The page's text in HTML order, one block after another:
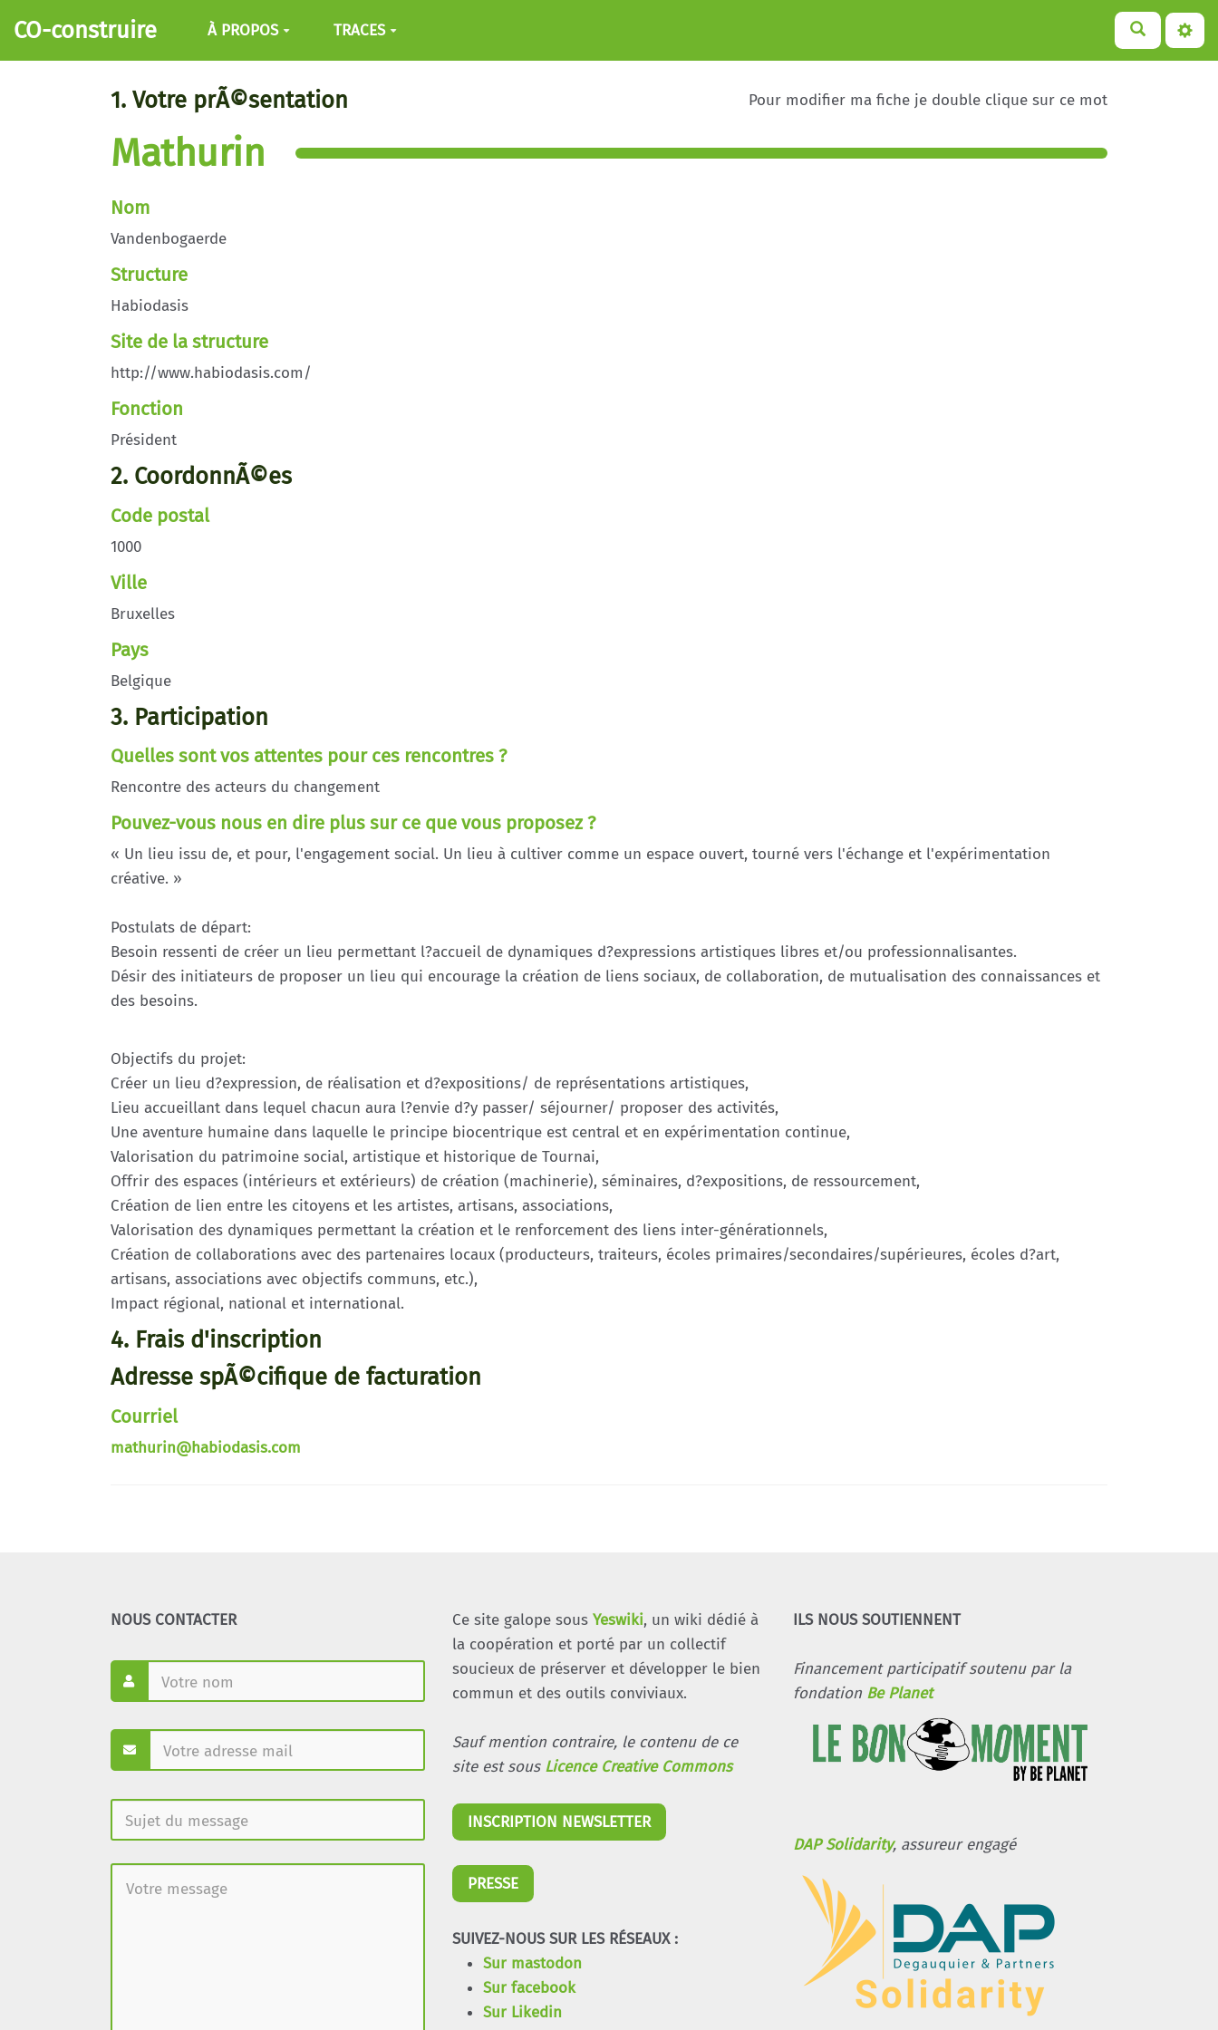
Aller au contenu principal
CO-construire À PROPOS TRACES
Pour modifier ma fiche je double clique sur ce mot
1. Votre prÃ©sentation
Mathurin
Nom
Vandenbogaerde
Structure
Habiodasis
Site de la structure
http://www.habiodasis.com/
Fonction
Président
2. CoordonnÃ©es
Code postal
1000
Ville
Bruxelles
Pays
Belgique
3. Participation
Quelles sont vos attentes pour ces rencontres ?
Rencontre des acteurs du changement
Pouvez-vous nous en dire plus sur ce que vous proposez ?
« Un lieu issu de, et pour, l'engagement social. Un lieu à cultiver comme un espace ouvert, tourné vers l'échange et l'expérimentation
créative. »
Postulats de départ:
Besoin ressenti de créer un lieu permettant l?accueil de dynamiques d?expressions artistiques libres et/ou professionnalisantes.
Désir des initiateurs de proposer un lieu qui encourage la création de liens sociaux, de collaboration, de mutualisation des connaissances et
des besoins.
Objectifs du projet:
Créer un lieu d?expression, de réalisation et d?expositions/ de représentations artistiques,
Lieu accueillant dans lequel chacun aura l?envie d?y passer/ séjourner/ proposer des activités,
Une aventure humaine dans laquelle le principe biocentrique est central et en expérimentation continue,
Valorisation du patrimoine social, artistique et historique de Tournai,
Offrir des espaces (intérieurs et extérieurs) de création (machinerie), séminaires, d?expositions, de ressourcement,
Création de lien entre les citoyens et les artistes, artisans, associations,
Valorisation des dynamiques permettant la création et le renforcement des liens inter-générationnels,
Création de collaborations avec des partenaires locaux (producteurs, traiteurs, écoles primaires/secondaires/supérieures, écoles d?art,
artisans, associations avec objectifs communs, etc.),
Impact régional, national et international.
4. Frais d'inscription
Adresse spÃ©cifique de facturation
Courriel
mathurin@habiodasis.com
NOUS CONTACTER Ce site galope sous Yeswiki, un wiki dédié à
la coopération et porté par un collectif
soucieux de préserver et développer le bien
commun et des outils conviviaux.
Sauf mention contraire, le contenu de ce
site est sous Licence Creative Commons
INSCRIPTION NEWSLETTER
PRESSE
SUIVEZ-NOUS SUR LES RÉSEAUX :
Sur mastodon
Sur facebook
Sur Likedin
ILS NOUS SOUTIENNENT
Financement participatif soutenu par la
fondation Be Planet
DAP Solidarity, assureur engagé